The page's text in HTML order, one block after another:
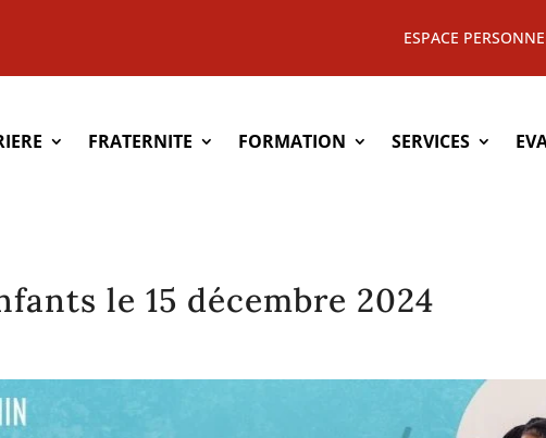
ESPACE
FRATERNITE FORMATION SERVICES
le 15 décembre 2024